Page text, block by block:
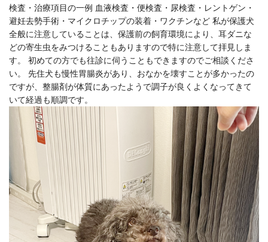
検査・治療項目の一例 血液検査・便検査・尿検査・レントゲン・
避妊去勢手術・マイクロチップの装着・ワクチンなど 私が保護犬
全般に注意していることは、保護前の飼育環境により、耳ダニな
どの寄生虫をみつけることもありますので特に注意して拝見しま
す。 初めての方でも往診に伺うこともできますのでご相談くださ
い。 先住犬も慢性胃腸炎があり、おなかを壊すことが多かったの
ですが、整腸剤が体質にあったようで調子が良くよくなってきて
いて経過も順調です。